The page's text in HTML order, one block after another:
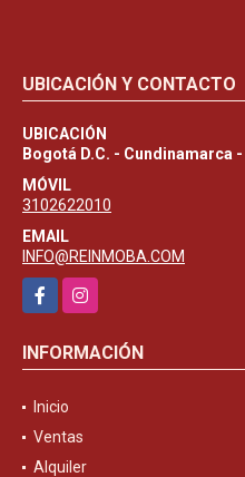
UBICACIÓN Y CONTACTO
UBICACIÓN
Bogotá D.C. - Cundinamarca
MÓVIL
3102622010
EMAIL
INFO@REINMOBA.COM
FacebookInstagram
INFORMACIÓN
Inicio
Ventas
Alquiler